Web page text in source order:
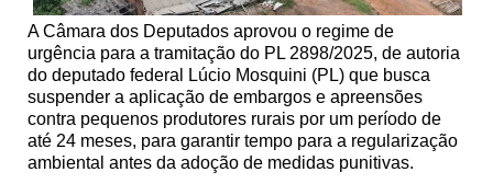
A Câmara dos Deputados aprovou o regime de
urgência para a tramitação do PL 2898/2025, de autoria
do deputado federal Lúcio Mosquini (PL) que busca
suspender a aplicação de embargos e apreensões
contra pequenos produtores rurais por um período de
até 24 meses, para garantir tempo para a regularização
ambiental antes da adoção de medidas punitivas.